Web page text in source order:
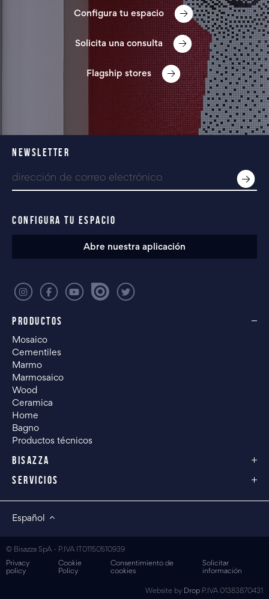
Configura tu espacio
Solicita una consulta
Flagship stores
PRODUCTOS
Mosaico
Cementiles
Marmo
Marmosaico
Wood
Ceramica
Home
Bagno
Productos técnicos
BISAZZA
SERVICIOS
NEWSLETTER
CONFIGURA TU ESPACIO
Abre nuestra aplicación
Español
© Bisazza SpA - P.IVA IT01150510939
Privacy
policy
Cookie
Policy
Consentimiento de
cookies
Solicitar
información
Website by Drop P.IVA 01383870431